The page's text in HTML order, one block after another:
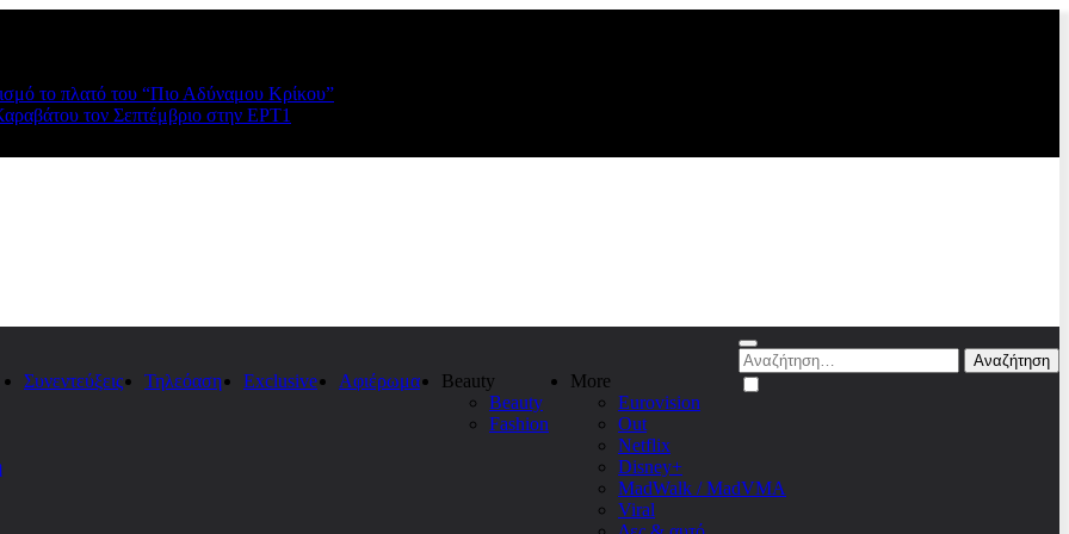
το πλατό του “Πιο Αδύναμου Κρίκου”
τον Σεπτέμβριο στην ΕΡΤ1
Συνεντεύξεις Τηλεόαση Exclusive Αφιέρωμα
Beauty
Beauty
Fashion
More
Eurovision
Out
Netflix
Disney+
MadWalk / MadVMA
Viral
Αναζήτηση
για: